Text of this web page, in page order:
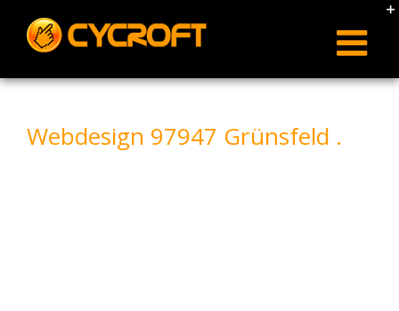
content
Webdesign 97947 Grünsfeld .